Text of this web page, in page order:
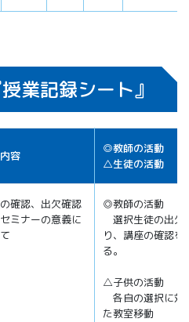
授業記録シート』
容
◎教師の活動
△生徒の活動
確認、出欠確認
ミナーの意義に
◎教師の活動
選択生徒の出欠
り、講座の確認を
る。
△子供の活動
各自の選択に対
た教室移動